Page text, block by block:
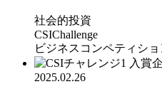
社会的投資
CSIChallenge
ビジネスコンペティショ
2025.02.26